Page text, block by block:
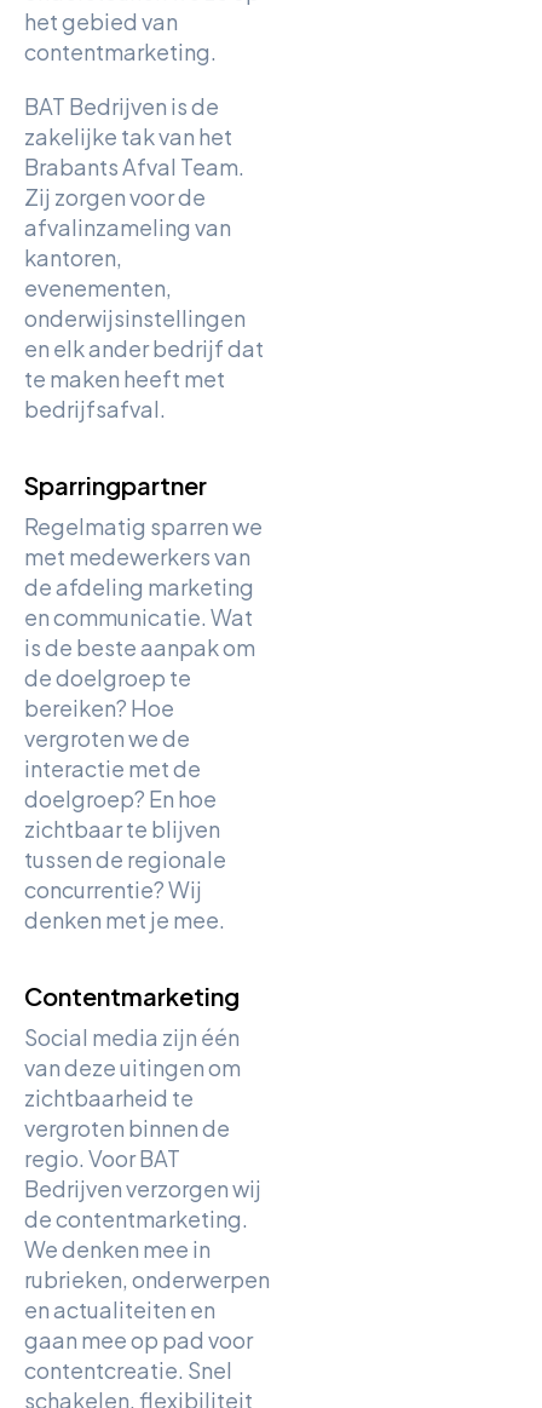
het gebied van
contentmarketing.
BAT Bedrijven is de
zakelijke tak van het
Brabants Afval Team.
Zij zorgen voor de
afvalinzameling van
kantoren,
evenementen,
onderwijsinstellingen
en elk ander bedrijf dat
te maken heeft met
bedrijfsafval.
Sparringpartner
Regelmatig sparren we
met medewerkers van
de afdeling marketing
en communicatie. Wat
is de beste aanpak om
de doelgroep te
bereiken? Hoe
vergroten we de
interactie met de
doelgroep? En hoe
zichtbaar te blijven
tussen de regionale
concurrentie? Wij
denken met je mee.
Contentmarketing
Social media zijn één
van deze uitingen om
zichtbaarheid te
vergroten binnen de
regio. Voor BAT
Bedrijven verzorgen wij
de contentmarketing.
We denken mee in
rubrieken, onderwerpen
en actualiteiten en
gaan mee op pad voor
contentcreatie. Snel
schakelen, flexibiliteit